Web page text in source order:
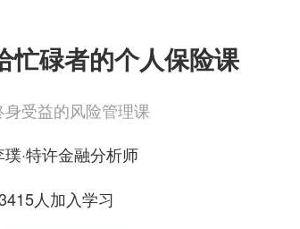
忙碌者的个人保险课
身受益的风险管理课
璞·特许金融分析师
人加入学习